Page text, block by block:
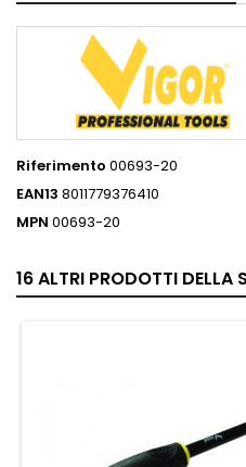
Riferimento 00693-20
EAN13 8011779376410
MPN 00693-20
16 ALTRI PRODOTTI DELLA